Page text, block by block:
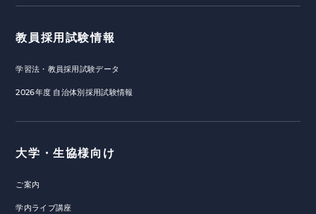
教員採用試験情報
学習法・教員採用試験データ
2026年度 自治体別採用試験情報
大学・生協様向け
ご案内
学内ライブ講座